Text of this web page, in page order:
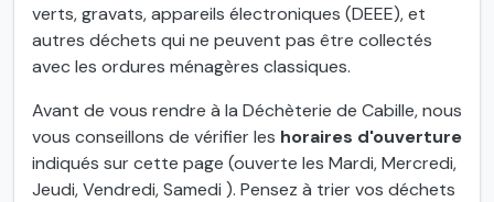
verts, gravats, appareils électroniques (DEEE), et
autres déchets qui ne peuvent pas être collectés
avec les ordures ménagères classiques.
Avant de vous rendre à la Déchèterie de Cabille, nous
vous conseillons de vérifier les horaires d'ouverture
indiqués sur cette page (ouverte les Mardi, Mercredi,
Jeudi, Vendredi, Samedi ). Pensez à trier vos déchets